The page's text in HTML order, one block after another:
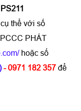
thể với số
PHÁT
hoặc số
- 0971 182 357 để